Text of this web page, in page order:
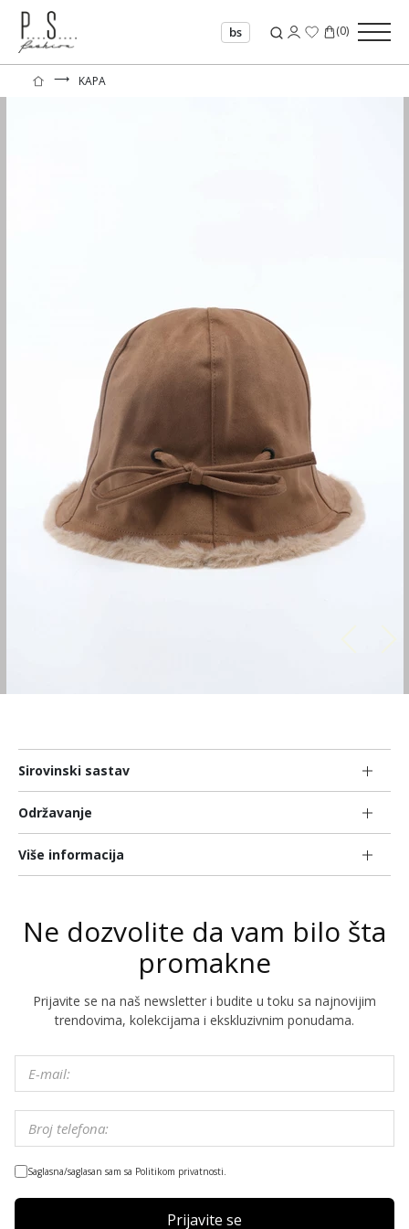
bs (0)
⟶ KAPA
Sirovinski sastav
Održavanje
Više informacija
Ne dozvolite da vam bilo šta
promakne
Prijavite se na naš newsletter i budite u toku sa najnovijim
trendovima, kolekcijama i ekskluzivnim ponudama.
Saglasna/saglasan sam sa Politikom privatnosti.
Prijavite se